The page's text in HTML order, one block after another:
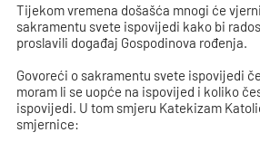
Tijekom vremena došašća mnogi će
sakramentu svete ispovijedi kako bi
proslavili događaj Gospodinova rođenja.
Govoreći o sakramentu svete ispovijedi
moram li se uopće na ispovijed i koliko
ispovijedi. U tom smjeru Katekizam
smjernice: